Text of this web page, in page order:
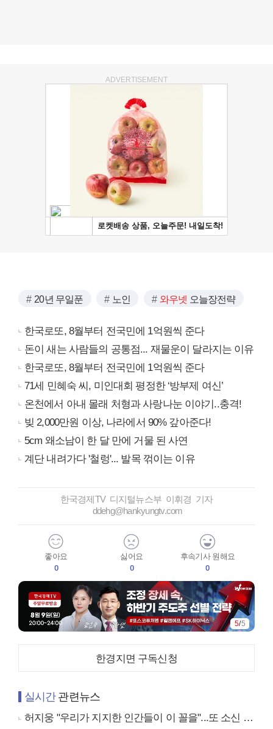
ADVERTISEMENT
20년 무일푼 노인 와우넷 오늘장전략
한국로또, 8월부터 전국민에 1억원씩 준다
돈이 새는 사람들의 공통점... 재물운이 달라지는 이유
한국로또, 8월부터 전국민에 1억원씩 준다
71세 민혜숙 씨, 미인대회 평정한 ‘방부제 여신’
온천에서 아내 몰래 처형과 사랑나눈 이야기..충격!
빚 2,000만원 이상, 나라에서 90% 갚아준다!
5cm 왜소남이 한 달 만에 거물 된 사연
계단 내려가다 '철렁'... 발목 꺾이는 이유
한국경제TV 디지털뉴스부 이휘경 기자
ddehg@hankyungtv.com
좋아요
0
싫어요
0
후속기사 원해요
0
5/5
한경지면 구독신청
실시간관련뉴스
허지웅 "우리가 지지한 인간들이 이 꼴을"...또 소신 발언